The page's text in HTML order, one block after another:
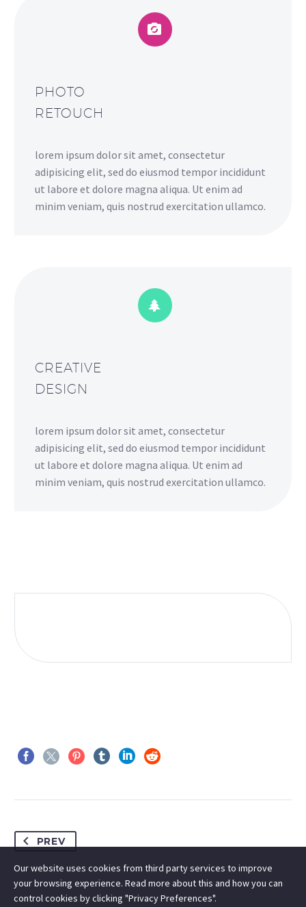


PHOTO
RETOUCH
lorem ipsum dolor sit amet, consectetur
adipisicing elit, sed do eiusmod tempor incididunt
ut labore et dolore magna aliqua. Ut enim ad
minim veniam, quis nostrud exercitation ullamco.


CREATIVE
DESIGN
lorem ipsum dolor sit amet, consectetur
adipisicing elit, sed do eiusmod tempor incididunt
ut labore et dolore magna aliqua. Ut enim ad
minim veniam, quis nostrud exercitation ullamco.
PREV
Our website uses cookies from third party services to improve
your browsing experience. Read more about this and how you can
control cookies by clicking "Privacy Preferences".